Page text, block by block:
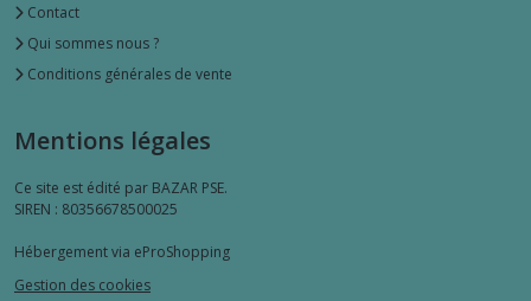
Contact
Qui sommes nous ?
Conditions générales de vente
Mentions légales
Ce site est édité par BAZAR PSE.
SIREN : 80356678500025
Hébergement via eProShopping
Gestion des cookies